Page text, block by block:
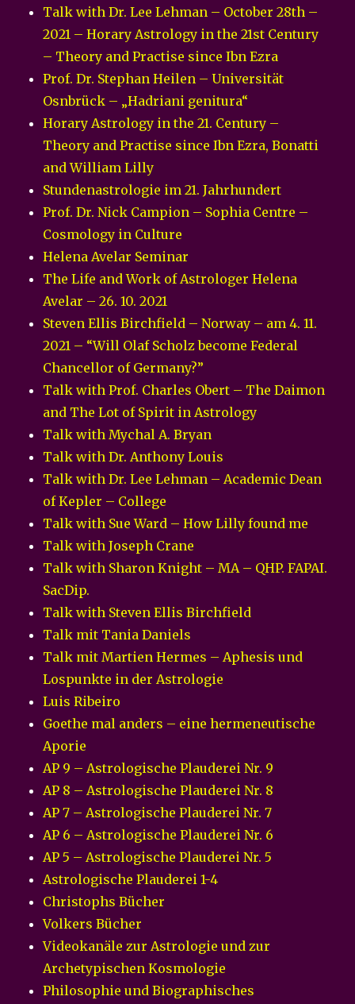
Talk with Dr. Lee Lehman – October 28th –
2021 – Horary Astrology in the 21st Century
– Theory and Practise since Ibn Ezra
Prof. Dr. Stephan Heilen – Universität
Osnbrück – „Hadriani genitura“
Horary Astrology in the 21. Century –
Theory and Practise since Ibn Ezra, Bonatti
and William Lilly
Stundenastrologie im 21. Jahrhundert
Prof. Dr. Nick Campion – Sophia Centre –
Cosmology in Culture
Helena Avelar Seminar
The Life and Work of Astrologer Helena
Avelar – 26. 10. 2021
Steven Ellis Birchfield – Norway – am 4. 11.
2021 – “Will Olaf Scholz become Federal
Chancellor of Germany?”
Talk with Prof. Charles Obert – The Daimon
and The Lot of Spirit in Astrology
Talk with Mychal A. Bryan
Talk with Dr. Anthony Louis
Talk with Dr. Lee Lehman – Academic Dean
of Kepler – College
Talk with Sue Ward – How Lilly found me
Talk with Joseph Crane
Talk with Sharon Knight – MA – QHP. FAPAI.
SacDip.
Talk with Steven Ellis Birchfield
Talk mit Tania Daniels
Talk mit Martien Hermes – Aphesis und
Lospunkte in der Astrologie
Luis Ribeiro
Goethe mal anders – eine hermeneutische
Aporie
AP 9 – Astrologische Plauderei Nr. 9
AP 8 – Astrologische Plauderei Nr. 8
AP 7 – Astrologische Plauderei Nr. 7
AP 6 – Astrologische Plauderei Nr. 6
AP 5 – Astrologische Plauderei Nr. 5
Astrologische Plauderei 1-4
Christophs Bücher
Volkers Bücher
Videokanäle zur Astrologie und zur
Archetypischen Kosmologie
Philosophie und Biographisches